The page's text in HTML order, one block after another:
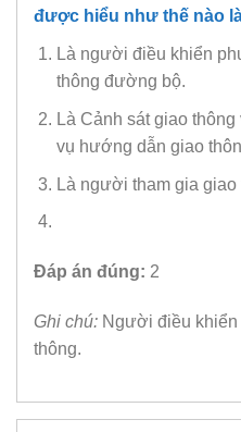
được hiểu như thế nào
Là người điều khiển
thông đường bộ.
Là Cảnh sát giao
vụ hướng dẫn giao
Là người tham gia
Đáp án đúng: 2
Ghi chú: Người điều khiển
thông.